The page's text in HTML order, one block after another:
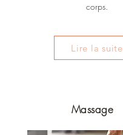
corps.
Lire la suite
Massage